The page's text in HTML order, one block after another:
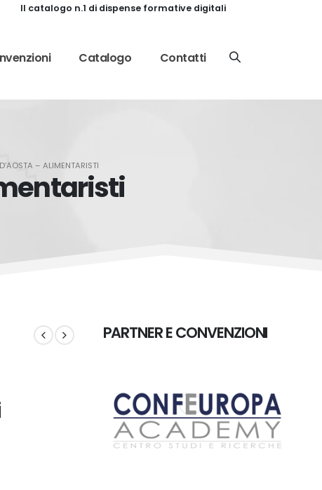
Il catalogo n.1 di dispense formative digitali
Catalogo Contatti
– ALIMENTARISTI
PARTNER E CONVENZIONI